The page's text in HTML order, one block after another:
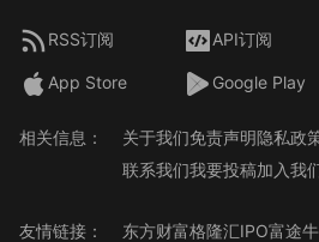
RSS订阅 API订阅
App Store Google Play
相关信息： 关于我们免责声明隐私政
联系我们我要投稿加入我
友情链接： 东方财富格隆汇IPO富途